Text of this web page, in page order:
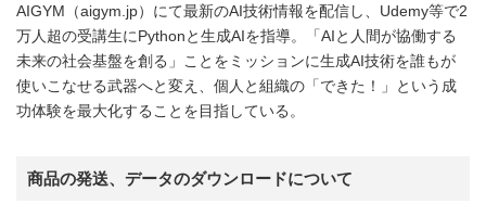
AIGYM（aigym.jp）にて最新のAI技術情報を配信し、Udemy等で2
万人超の受講生にPythonと生成AIを指導。「AIと人間が協働する
未来の社会基盤を創る」ことをミッションに生成AI技術を誰もが
使いこなせる武器へと変え、個人と組織の「できた！」という成
功体験を最大化することを目指している。
商品の発送、データのダウンロードについて